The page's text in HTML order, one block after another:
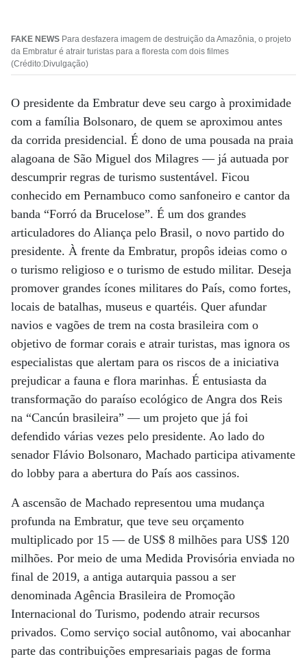
FAKE NEWS Para desfazera imagem de destruição da Amazônia, o projeto
da Embratur é atrair turistas para a floresta com dois filmes
(Crédito:Divulgação)
O presidente da Embratur deve seu cargo à proximidade
com a família Bolsonaro, de quem se aproximou antes
da corrida presidencial. É dono de uma pousada na praia
alagoana de São Miguel dos Milagres — já autuada por
descumprir regras de turismo sustentável. Ficou
conhecido em Pernambuco como sanfoneiro e cantor da
banda “Forró da Brucelose”. É um dos grandes
articuladores do Aliança pelo Brasil, o novo partido do
presidente. À frente da Embratur, propôs ideias como o
o turismo religioso e o turismo de estudo militar. Deseja
promover grandes ícones militares do País, como fortes,
locais de batalhas, museus e quartéis. Quer afundar
navios e vagões de trem na costa brasileira com o
objetivo de formar corais e atrair turistas, mas ignora os
especialistas que alertam para os riscos de a iniciativa
prejudicar a fauna e flora marinhas. É entusiasta da
transformação do paraíso ecológico de Angra dos Reis
na “Cancún brasileira” — um projeto que já foi
defendido várias vezes pelo presidente. Ao lado do
senador Flávio Bolsonaro, Machado participa ativamente
do lobby para a abertura do País aos cassinos.
A ascensão de Machado representou uma mudança
profunda na Embratur, que teve seu orçamento
multiplicado por 15 — de US$ 8 milhões para US$ 120
milhões. Por meio de uma Medida Provisória enviada no
final de 2019, a antiga autarquia passou a ser
denominada Agência Brasileira de Promoção
Internacional do Turismo, podendo atrair recursos
privados. Como serviço social autônomo, vai abocanhar
parte das contribuições empresariais pagas de forma